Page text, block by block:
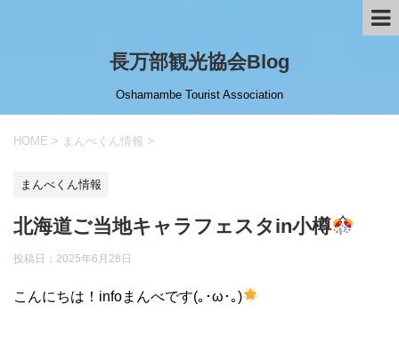
長万部観光協会Blog
Oshamambe Tourist Association
HOME > まんべくん情報 >
まんべくん情報
北海道ご当地キャラフェスタin小樽
投稿日： 2025年6月28日
こんにちは！infoまんべです(｡･ω･｡)